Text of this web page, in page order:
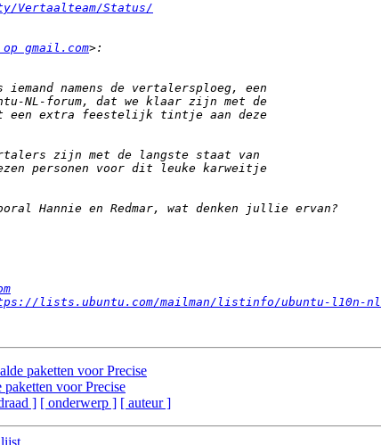
Vertaalteam/Status/
gmail.com
lists.ubuntu.com/mailman/listinfo/ubuntu-l10n-nl
paketten voor Precise
paketten voor Precise
] [ onderwerp ] [ auteur ]